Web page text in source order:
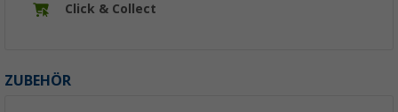
Click & Collect
ZUBEHÖR